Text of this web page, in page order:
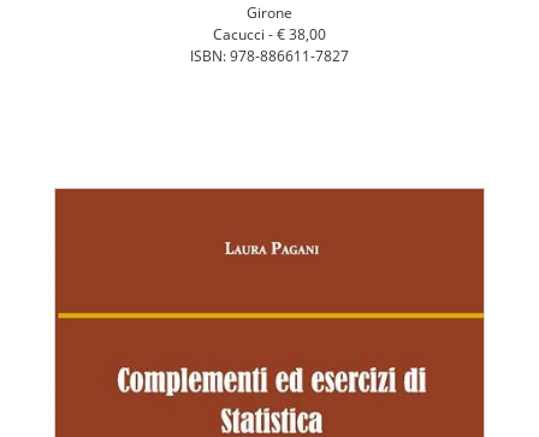
Girone
Cacucci -€ 38,00
ISBN: 978-886611-7827